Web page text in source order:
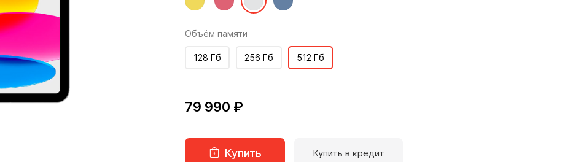
Объём памяти
512 Гб
128 Гб 256 Гб
79 990 ₽
Купить Купить в кредит